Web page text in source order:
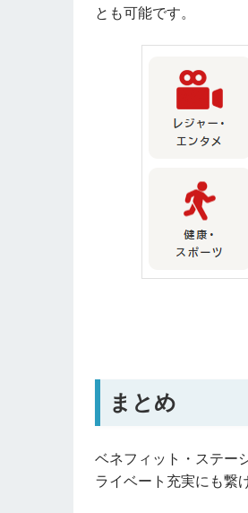
とも可能です。
まとめ
ベネフィット・ステー
ライベート充実にも繋